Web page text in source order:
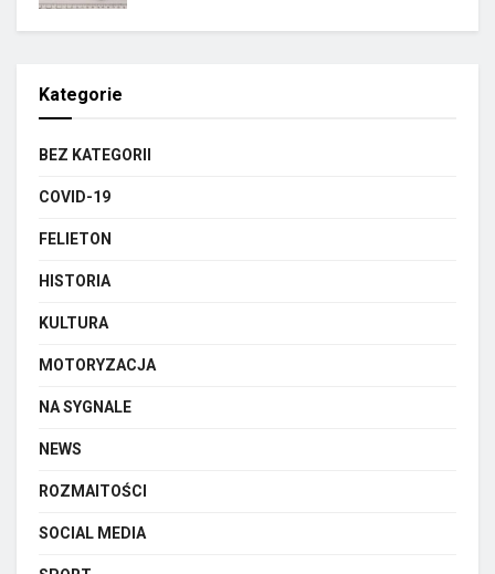
Kategorie
BEZ KATEGORII
COVID-19
FELIETON
HISTORIA
KULTURA
MOTORYZACJA
NA SYGNALE
NEWS
ROZMAITOŚCI
SOCIAL MEDIA